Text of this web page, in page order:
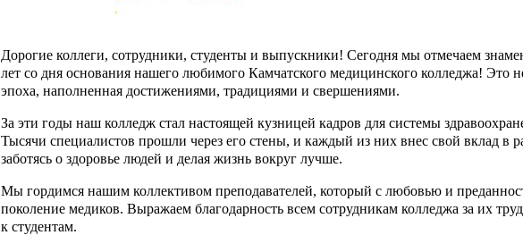
Дорогие коллеги, сотрудники, студенты и выпускники! Сегодня мы отмечаем
лет со дня основания нашего любимого Камчатского медицинского колледжа! Это
эпоха, наполненная достижениями, традициями и свершениями.
За эти годы наш колледж стал настоящей кузницей кадров для системы
Тысячи специалистов прошли через его стены, и каждый из них внес свой вклад в
заботясь о здоровье людей и делая жизнь вокруг лучше.
Мы гордимся нашим коллективом преподавателей, который с любовью и
поколение медиков. Выражаем благодарность всем сотрудникам колледжа за их
к студентам.